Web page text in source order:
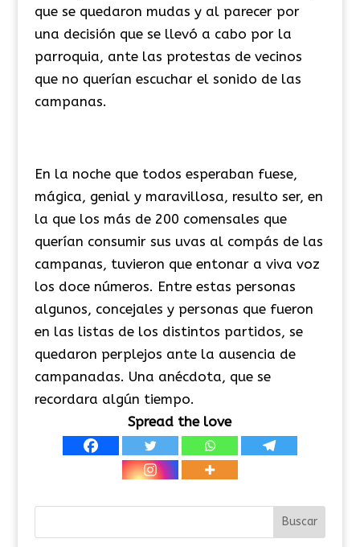
que se quedaron mudas y al parecer por
una decisión que se llevó a cabo por la
parroquia, ante las protestas de vecinos
que no querían escuchar el sonido de las
campanas.
En la noche que todos esperaban fuese,
mágica, genial y maravillosa, resulto ser, en
la que los más de 200 comensales que
querían consumir sus uvas al compás de las
campanas, tuvieron que entonar a viva voz
los doce números. Entre estas personas
algunos, concejales y personas que fueron
en las listas de los distintos partidos, se
quedaron perplejos ante la ausencia de
campanadas. Una anécdota, que se
recordara algún tiempo.
Spread the love